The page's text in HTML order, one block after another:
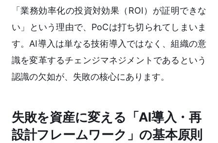
「業務効率化の投資対効果（ROI）が証明できな
い」という理由で、PoCは打ち切られてしまいま
す。AI導入は単なる技術導入ではなく、組織の意
識を変革するチェンジマネジメントであるという
認識の欠如が、失敗の核心にあります。
失敗を資産に変える「AI導入・再
設計フレームワーク」の基本原則